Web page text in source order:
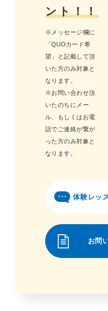
ント！！
※メッセージ欄に
「QUOカード希
望」と記載して頂
いた方のみ対象と
なります。
※お問い合わせ頂
いたのちにメー
ル、もしくはお電
話でご連絡が繋が
った方のみ対象と
なります。
体験レッ
お問